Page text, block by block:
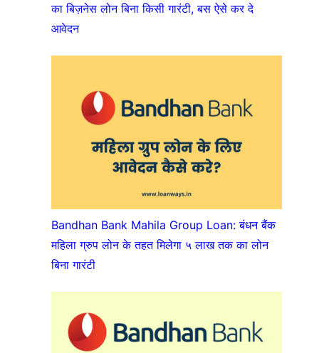
का बिज़नेस लोन बिना किसी गारंटी, बस ऐसे कर दे
आवेदन
Bandhan Bank Mahila Group Loan: बंधन बैंक
महिला ग्रुप लोन के तहत मिलेगा ५ लाख तक का लोन
बिना गारंटी